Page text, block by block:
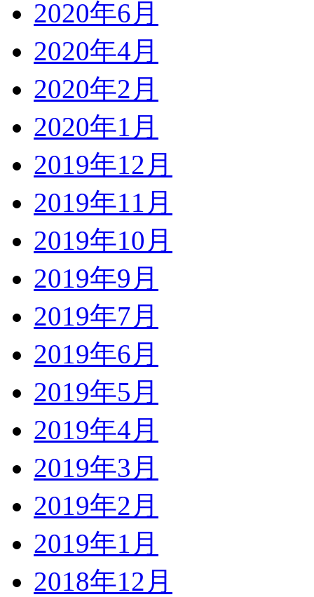
2020年6月
2020年4月
2020年2月
2020年1月
2019年12月
2019年11月
2019年10月
2019年9月
2019年7月
2019年6月
2019年5月
2019年4月
2019年3月
2019年2月
2019年1月
2018年12月